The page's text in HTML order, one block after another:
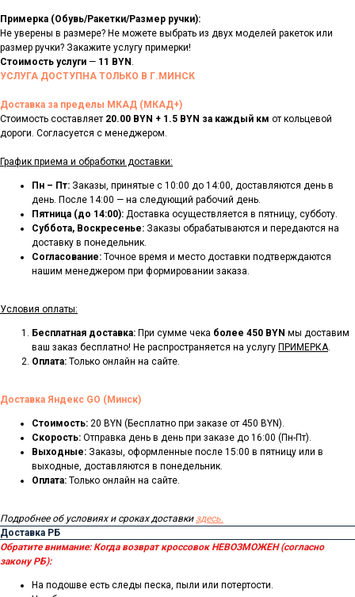
Примерка (Обувь/Ракетки/Размер ручки):
Не уверены в размере? Не можете выбрать из двух моделей ракеток или
размер ручки? Закажите услугу примерки!
Стоимость услуги — 11 BYN .
УСЛУГА ДОСТУПНА ТОЛЬКО В Г.МИНСК
Доставка за пределы МКАД (МКАД+)
Стоимость составляет 20.00 BYN + 1.5 BYN за каждый км от кольцевой
дороги. Согласуется с менеджером.
График приема и обработки доставки:
Пн – Пт: Заказы, принятые с 10:00 до 14:00, доставляются день в
день. После 14:00 — на следующий рабочий день.
Пятница (до 14:00): Доставка осуществляется в пятницу, субботу.
Суббота, Воскресенье: Заказы обрабатываются и передаются на
доставку в понедельник.
Согласование: Точное время и место доставки подтверждаются
нашим менеджером при формировании заказа.
Условия оплаты:
Бесплатная доставка: При сумме чека более 450 BYN мы доставим
ваш заказ бесплатно! Не распространяется на услугу ПРИМЕРКА.
Оплата: Только онлайн на сайте.
Доставка Яндекс GO (Минск)
Стоимость: 20 BYN (Бесплатно при заказе от 450 BYN).
Скорость: Отправка день в день при заказе до 16:00 (Пн-Пт).
Выходные: Заказы, оформленные после 15:00 в пятницу или в
выходные, доставляются в понедельник.
Оплата: Только онлайн на сайте.
Подробнее об условиях и сроках доставки здесь.
Доставка РБ
Обратите внимание:Когда возврат кроссовок НЕВОЗМОЖЕН (согласно
закону РБ):
На подошве есть следы песка, пыли или потертости.